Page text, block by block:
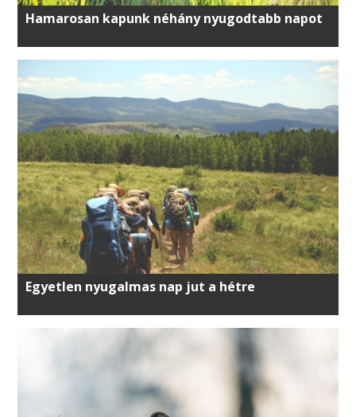
Hamarosan kapunk néhány nyugodtabb napot
Egyetlen nyugalmas nap jut a hétre